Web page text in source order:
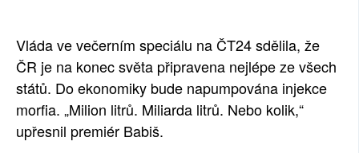
SOCIÁLNÍ SÍTĚ
RUBRIKY
PLNÁ VERZE STRÁNEK
Vláda ve večerním speciálu na ČT24 sdělila, že
ČR je na konec světa připravena nejlépe ze všech
států. Do ekonomiky bude napumpována injekce
morfia. „Milion litrů. Miliarda litrů. Nebo kolik,“
upřesnil premiér Babiš.